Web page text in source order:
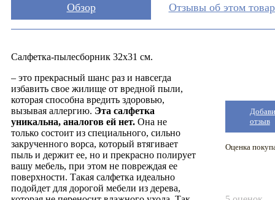
Обзор Отзывы об этом
Салфетка-пылесборник 32x31 см.
– это прекрасный шанс раз и навсегда
избавить свое жилище от вредной пыли,
которая способна вредить здоровью,
вызывая аллергию. Эта салфетка
уникальна, аналогов ей нет. Она не
только состоит из специального, сильно
закрученного ворса, который втягивает
пыль и держит ее, но и прекрасно полирует
вашу мебель, при этом не повреждая ее
поверхности. Такая салфетка идеально
подойдет для дорогой мебели из дерева,
отзыв
Оценка